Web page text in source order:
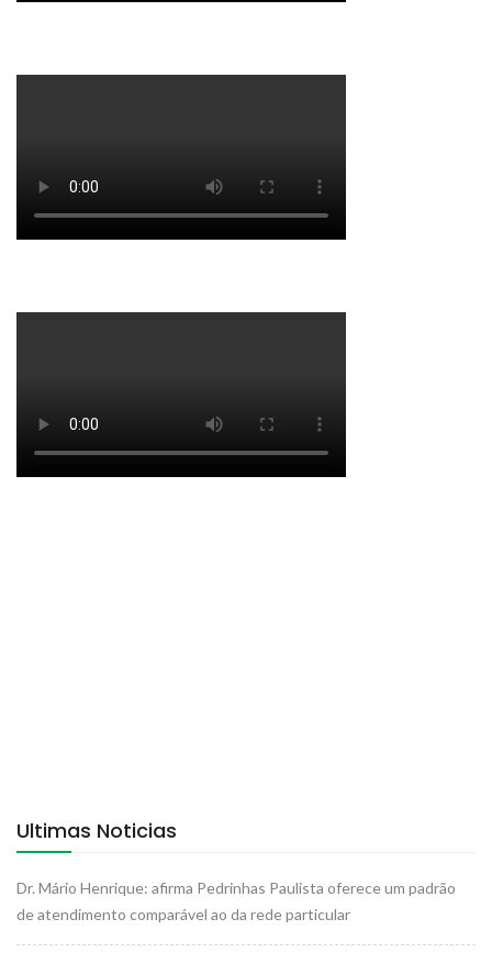
Ultimas Noticias
Dr. Mário Henrique: afirma Pedrinhas Paulista oferece um padrão
de atendimento comparável ao da rede particular